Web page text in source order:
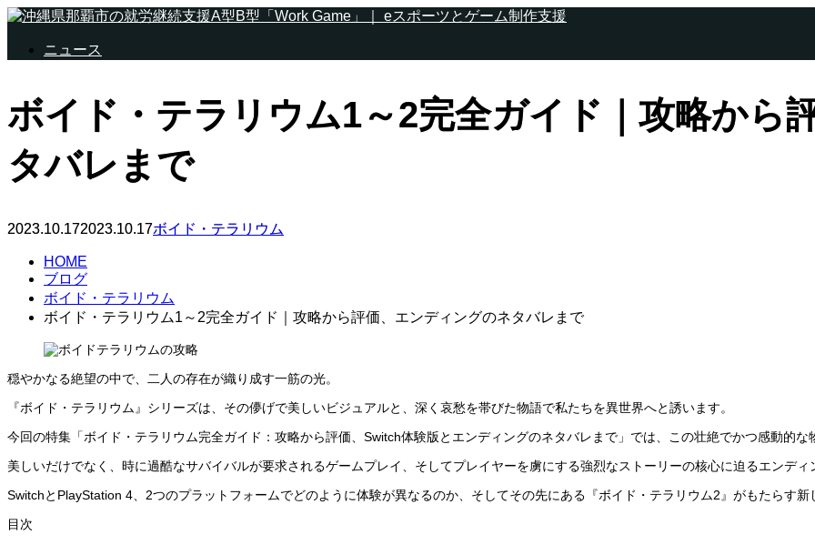
ニュース
ボイド・テラリウム1～2完全ガイド｜攻略から
タバレまで
2023.10.172023.10.17ボイド・テラリウム
HOME
ブログ
ボイド・テラリウム
ボイド・テラリウム1～2完全ガイド｜攻略から評価、エンディングのネタバレまで
穏やかなる絶望の中で、二人の存在が織り成す一筋の光。
『ボイド・テラリウム』シリーズは、その儚げで美しいビジュアルと、深く哀愁を帯びた物語で私たちを異世界へと誘います。
今回の特集「ボイド・テラリウム完全ガイド：攻略から評価、Switch体験版とエンディングのネタバレまで」では、この壮絶でかつ感動的な
美しいだけでなく、時に過酷なサバイバルが要求されるゲームプレイ、そしてプレイヤーを虜にする強烈なストーリーの核心に迫るエンデ
SwitchとPlayStation 4、2つのプラットフォームでどのように体験が異なるのか、そしてその先にある『ボイド・テラリウム2』がもたらす
目次